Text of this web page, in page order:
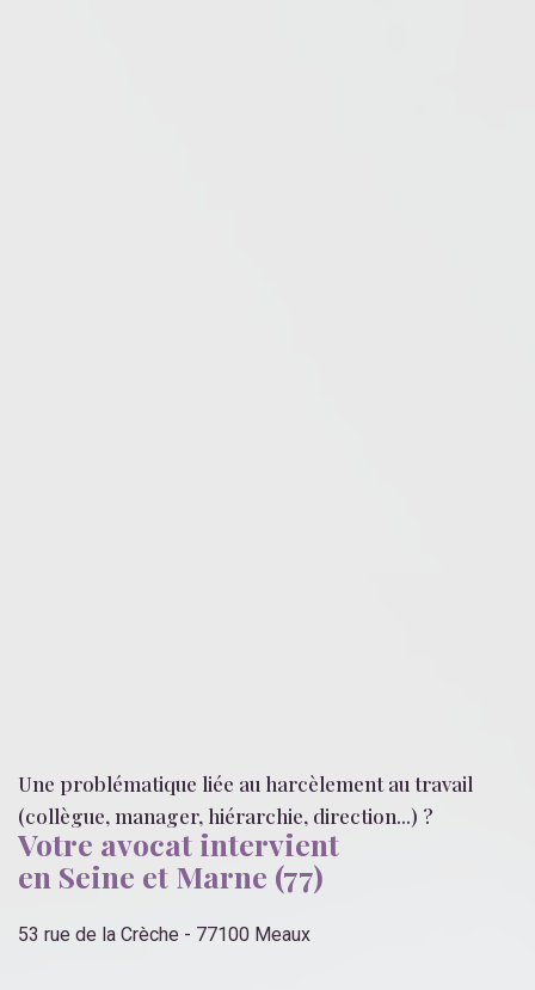
Une problématique liée au harcèlement au travail
(collègue, manager, hiérarchie, direction...) ?
Votre avocat intervient
en Seine et Marne (77)
53 rue de la Crèche - 77100 Meaux